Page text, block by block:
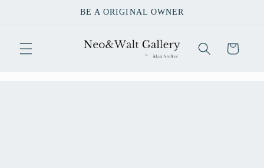
BE A ORIGINAL OWNER
Warenkorb